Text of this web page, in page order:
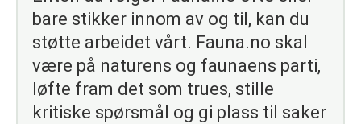
bare stikker innom av og til, kan du
støtte arbeidet vårt. Fauna.no skal
være på naturens og faunaens parti,
løfte fram det som trues, stille
kritiske spørsmål og gi plass til saker